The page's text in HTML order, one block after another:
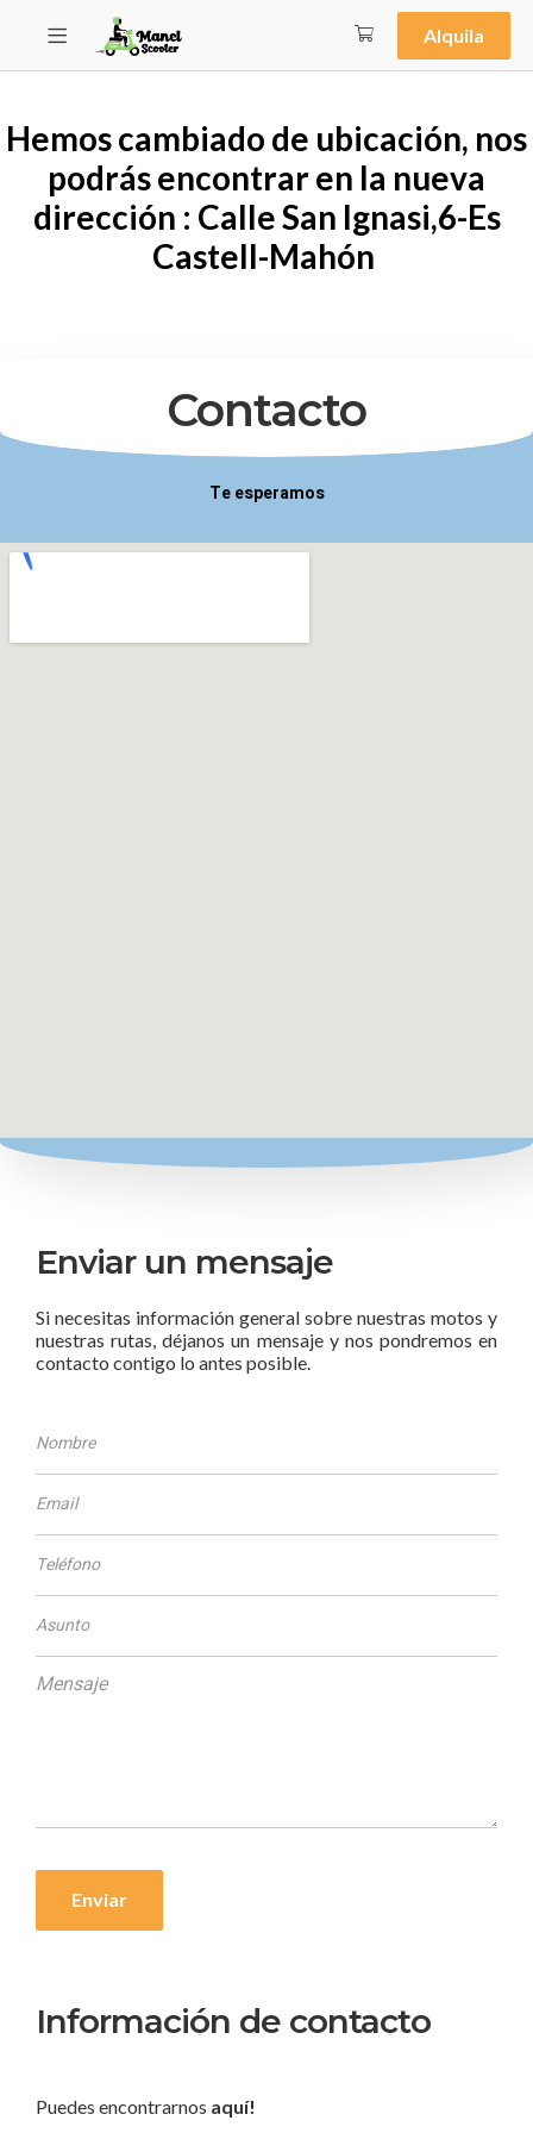
Alquila
Hemos cambiado de ubicación, nos
podrás encontrar en la nueva
dirección : Calle San Ignasi,6-Es
Castell-Mahón
Contacto
Te esperamos
Enviar un mensaje
Si necesitas información general sobre nuestras motos y
nuestras rutas, déjanos un mensaje y nos pondremos en
contacto contigo lo antes posible.
Información de contacto
Puedes encontrarnos aquí!